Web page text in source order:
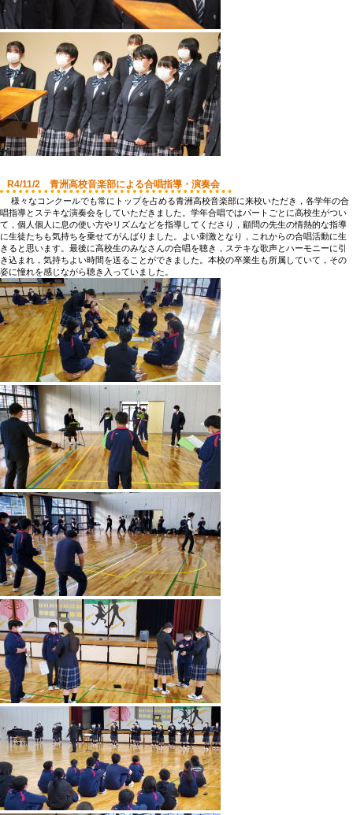
R4/11/2 青洲高校音楽部による合唱指導・演奏会
様々なコンクールでも常にトップを占める青洲高校音楽部に来校いただき，各学年の合
唱指導とステキな演奏会をしていただきました。学年合唱ではパートごとに高校生がつい
て，個人個人に息の使い方やリズムなどを指導してくださり，顧問の先生の情熱的な指導
に生徒たちも気持ちを乗せてがんばりました。よい刺激となり，これからの合唱活動に生
きると思います。最後に高校生のみなさんの合唱を聴き，ステキな歌声とハーモニーに引
き込まれ，気持ちよい時間を送ることができました。本校の卒業生も所属していて，その
姿に憧れを感じながら聴き入っていました。